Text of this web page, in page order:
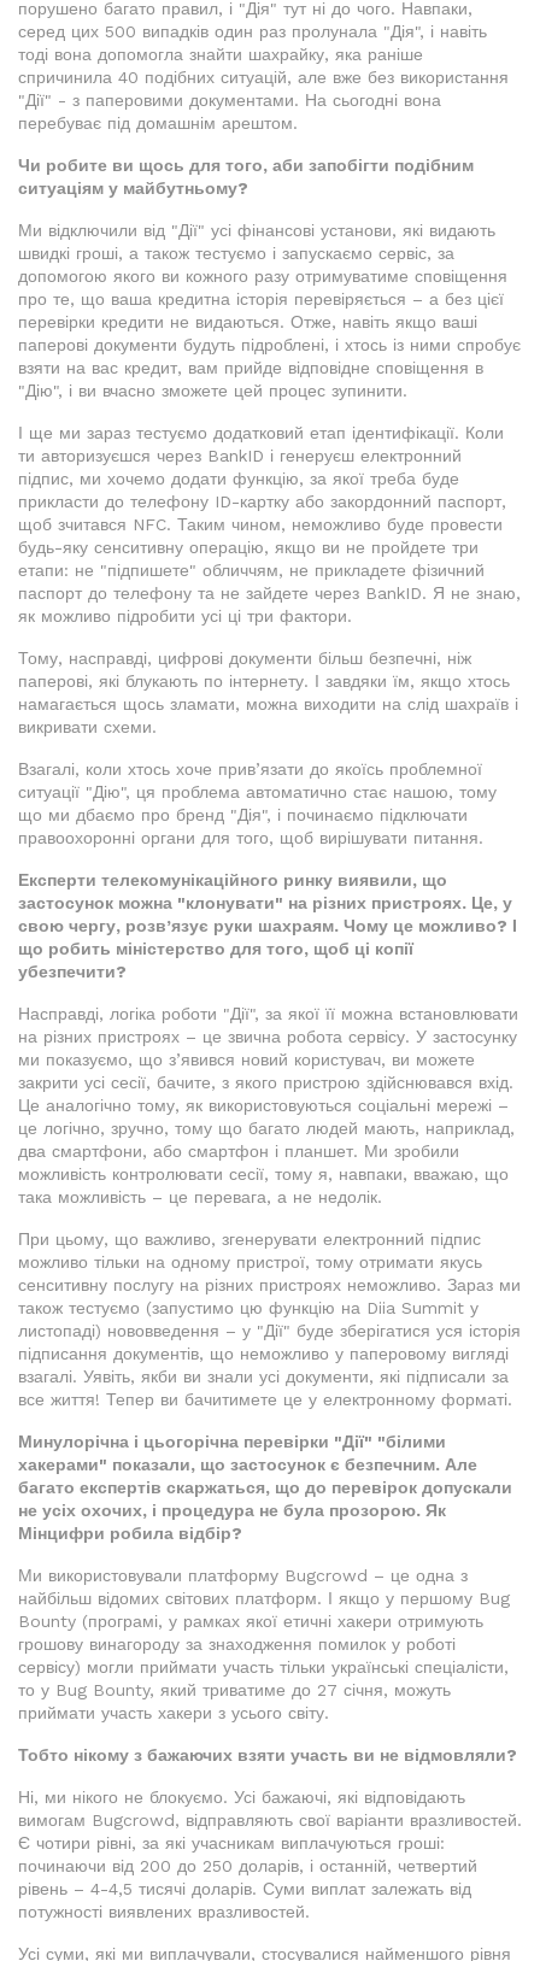
порушено багато правил, і "Дія" тут ні до чого. Навпаки,
серед цих 500 випадків один раз пролунала "Дія", і навіть
тоді вона допомогла знайти шахрайку, яка раніше
спричинила 40 подібних ситуацій, але вже без використання
"Дії" - з паперовими документами. На сьогодні вона
перебуває під домашнім арештом.
Чи робите ви щось для того, аби запобігти подібним
ситуаціям у майбутньому?
Ми відключили від "Дії" усі фінансові установи, які видають
швидкі гроші, а також тестуємо і запускаємо сервіс, за
допомогою якого ви кожного разу отримуватиме сповіщення
про те, що ваша кредитна історія перевіряється – а без цієї
перевірки кредити не видаються. Отже, навіть якщо ваші
паперові документи будуть підроблені, і хтось із ними спробує
взяти на вас кредит, вам прийде відповідне сповіщення в
"Дію", і ви вчасно зможете цей процес зупинити.
І ще ми зараз тестуємо додатковий етап ідентифікації. Коли
ти авторизуєшся через BankID і генеруєш електронний
підпис, ми хочемо додати функцію, за якої треба буде
прикласти до телефону ID-картку або закордонний паспорт,
щоб зчитався NFC. Таким чином, неможливо буде провести
будь-яку сенситивну операцію, якщо ви не пройдете три
етапи: не "підпишете" обличчям, не прикладете фізичний
паспорт до телефону та не зайдете через BankID. Я не знаю,
як можливо підробити усі ці три фактори.
Тому, насправді, цифрові документи більш безпечні, ніж
паперові, які блукають по інтернету. І завдяки їм, якщо хтось
намагається щось зламати, можна виходити на слід шахраїв і
викривати схеми.
Взагалі, коли хтось хоче прив’язати до якоїсь проблемної
ситуації "Дію", ця проблема автоматично стає нашою, тому
що ми дбаємо про бренд "Дія", і починаємо підключати
правоохоронні органи для того, щоб вирішувати питання.
Експерти телекомунікаційного ринку виявили, що
застосунок можна "клонувати" на різних пристроях. Це, у
свою чергу, розв’язує руки шахраям. Чому це можливо? І
що робить міністерство для того, щоб ці копії
убезпечити?
Насправді, логіка роботи "Дії", за якої її можна встановлювати
на різних пристроях – це звична робота сервісу. У застосунку
ми показуємо, що з’явився новий користувач, ви можете
закрити усі сесії, бачите, з якого пристрою здійснювався вхід.
Це аналогічно тому, як використовуються соціальні мережі –
це логічно, зручно, тому що багато людей мають, наприклад,
два смартфони, або смартфон і планшет. Ми зробили
можливість контролювати сесії, тому я, навпаки, вважаю, що
така можливість – це перевага, а не недолік.
При цьому, що важливо, згенерувати електронний підпис
можливо тільки на одному пристрої, тому отримати якусь
сенситивну послугу на різних пристроях неможливо. Зараз ми
також тестуємо (запустимо цю функцію на Diia Summit у
листопаді) нововведення – у "Дії" буде зберігатися уся історія
підписання документів, що неможливо у паперовому вигляді
взагалі. Уявіть, якби ви знали усі документи, які підписали за
все життя! Тепер ви бачитимете це у електронному форматі.
Минулорічна і цьогорічна перевірки "Дії" "білими
хакерами" показали, що застосунок є безпечним. Але
багато експертів скаржаться, що до перевірок допускали
не усіх охочих, і процедура не була прозорою. Як
Мінцифри робила відбір?
Ми використовували платформу Bugcrowd – це одна з
найбільш відомих світових платформ. І якщо у першому Bug
Bounty (програмі, у рамках якої етичні хакери отримують
грошову винагороду за знаходження помилок у роботі
сервісу) могли приймати участь тільки українські спеціалісти,
то у Bug Bounty, який триватиме до 27 січня, можуть
приймати участь хакери з усього світу.
Тобто нікому з бажаючих взяти участь ви не відмовляли?
Ні, ми нікого не блокуємо. Усі бажаючі, які відповідають
вимогам Bugcrowd, відправляють свої варіанти вразливостей.
Є чотири рівні, за які учасникам виплачуються гроші:
починаючи від 200 до 250 доларів, і останній, четвертий
рівень – 4-4,5 тисячі доларів. Суми виплат залежать від
потужності виявлених вразливостей.
Усі суми, які ми виплачували, стосувалися найменшого рівня